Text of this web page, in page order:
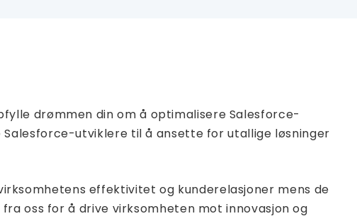
drømmen din om å optimalisere Salesforce-
utviklere til å ansette for utallige løsninger
effektivitet og kunderelasjoner mens de
oss for å drive virksomheten mot innovasjon og